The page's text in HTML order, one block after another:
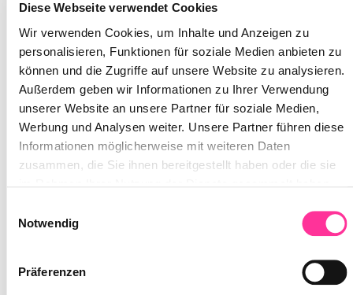
Diese Webseite verwendet Cookies
Wir verwenden Cookies, um Inhalte und Anzeigen zu
personalisieren, Funktionen für soziale Medien anbieten zu
können und die Zugriffe auf unsere Website zu analysieren.
Außerdem geben wir Informationen zu Ihrer Verwendung
unserer Website an unsere Partner für soziale Medien,
Werbung und Analysen weiter. Unsere Partner führen diese
Informationen möglicherweise mit weiteren Daten
zusammen, die Sie ihnen bereitgestellt haben oder die sie
Dienste, die eine Verarbeitung Ihrer personenbezogenen
Erfahren Sie in
Notwendig
Präferenzen
Solutions Architect
Schwerpunkt hier liegt auf dem Design von kosten-
und leistungsoptimierten Lösungen auf Basis des